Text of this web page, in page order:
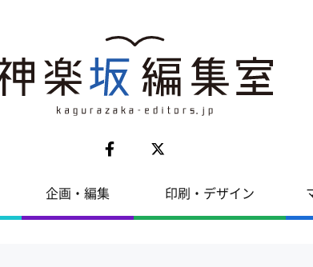
企画・編集 印刷・デザイン